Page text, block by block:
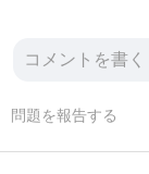
問題を報告する